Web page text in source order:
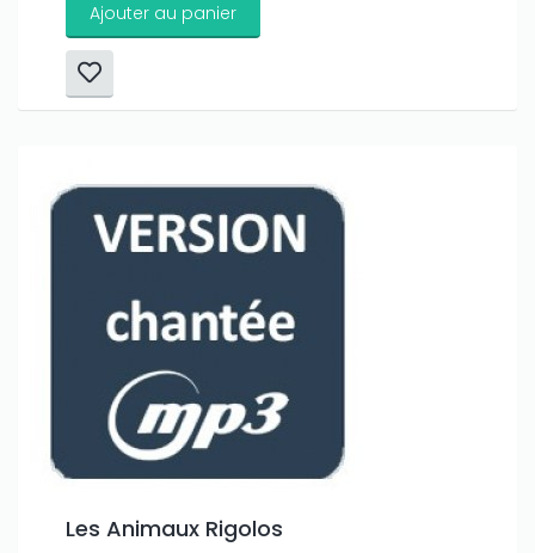
Ajouter au panier
Les Animaux Rigolos